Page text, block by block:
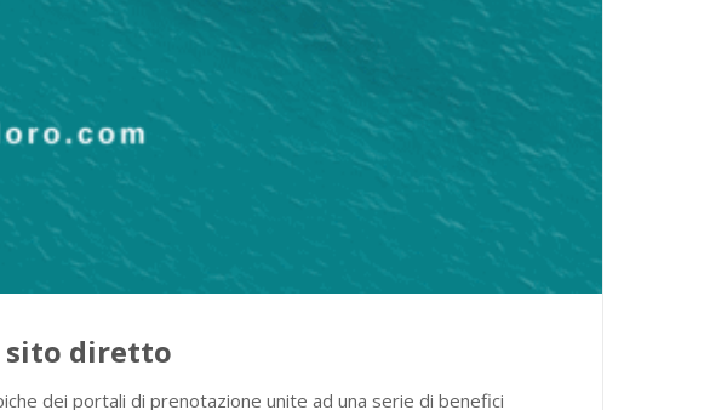
sito diretto
dei portali di prenotazione unite ad una serie di benefici